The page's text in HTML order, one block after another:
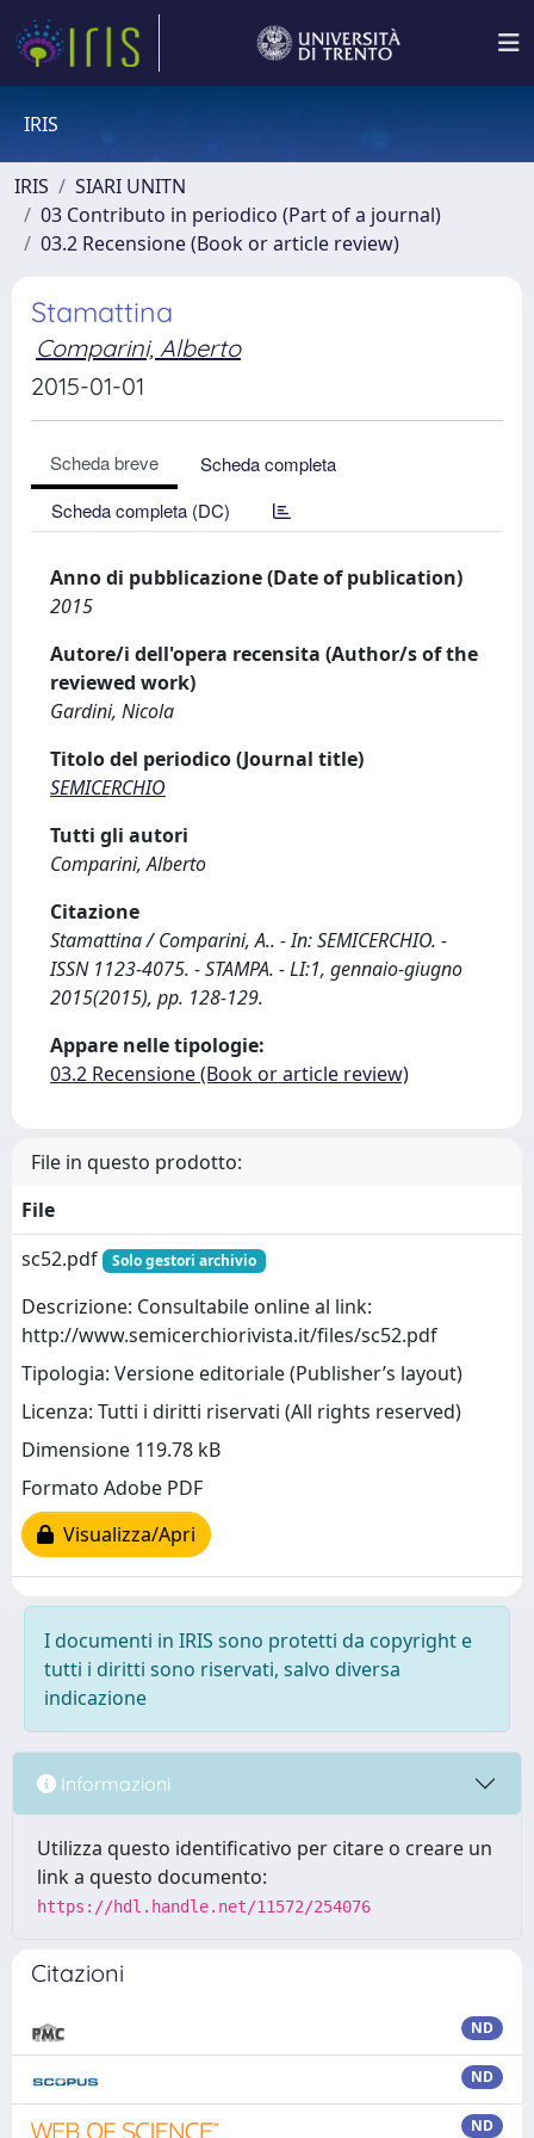
IRIS
IRIS
SIARI UNITN
03 Contributo in periodico (Part of a journal)
03.2 Recensione (Book or article review)
Stamattina
Comparini, Alberto
2015-01-01
Scheda breve
Scheda completa
Scheda completa (DC)
Anno di pubblicazione (Date of publication)
2015
Autore/i dell'opera recensita (Author/s of the
reviewed work)
Gardini, Nicola
Titolo del periodico (Journal title)
SEMICERCHIO
Tutti gli autori
Comparini, Alberto
Citazione
Stamattina / Comparini, A.. - In: SEMICERCHIO. -
ISSN 1123-4075. - STAMPA. - LI:1, gennaio-giugno
2015(2015), pp. 128-129.
Appare nelle tipologie:
03.2 Recensione (Book or article review)
File in questo prodotto:
File
sc52.pdf
Solo gestori archivio
Descrizione: Consultabile online al link:
http://www.semicerchiorivista.it/files/sc52.pdf
Tipologia: Versione editoriale (Publisher’s layout)
Licenza: Tutti i diritti riservati (All rights reserved)
Dimensione 119.78 kB
Formato Adobe PDF
Visualizza/Apri
I documenti in IRIS sono protetti da copyright e
tutti i diritti sono riservati, salvo diversa
indicazione
Informazioni
Utilizza questo identificativo per citare o creare un
link a questo documento:
https://hdl.handle.net/11572/254076
Citazioni
ND
ND
ND